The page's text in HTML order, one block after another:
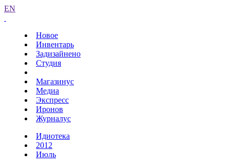
EN
Новое
Инвентарь
Задизайнено
Студия
Магазинус
Медиа
Экспресс
Иронов
Журналус
Идиотека
2012
Июль